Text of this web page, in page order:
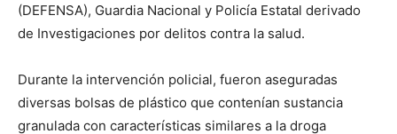
(DEFENSA), Guardia Nacional y Policía Estatal derivado
de Investigaciones por delitos contra la salud.
Durante la intervención policial, fueron aseguradas
diversas bolsas de plástico que contenían sustancia
granulada con características similares a la droga